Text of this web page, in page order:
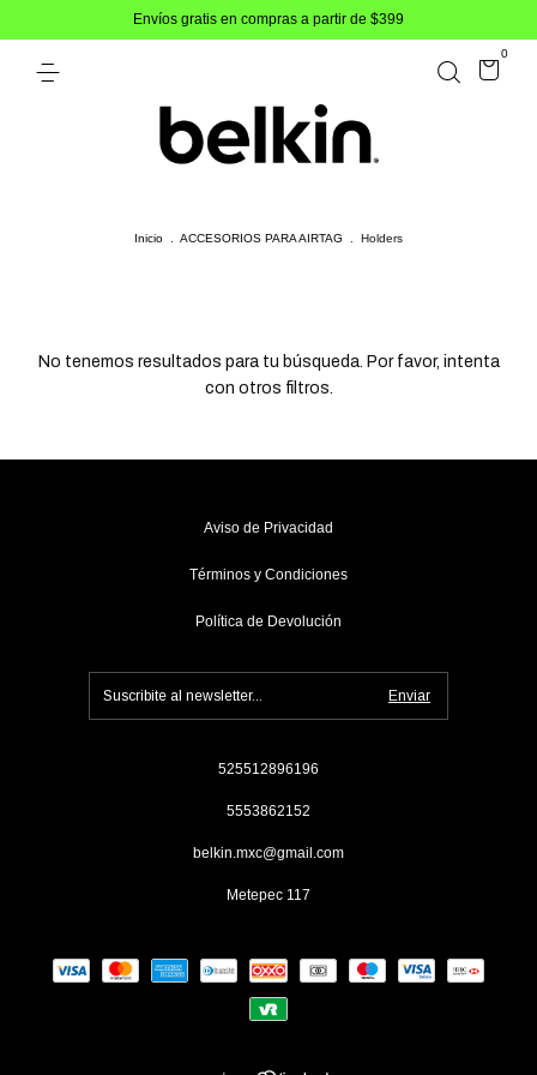
Envíos gratis en compras a partir de $399
0
Inicio ACCESORIOS PARA AIRTAG Holders
No tenemos resultados para tu búsqueda. Por favor, intenta
con otros filtros.
Aviso de Privacidad
Términos y Condiciones
Política de Devolución
525512896196
5553862152
belkin.mxc@gmail.com
Metepec 117